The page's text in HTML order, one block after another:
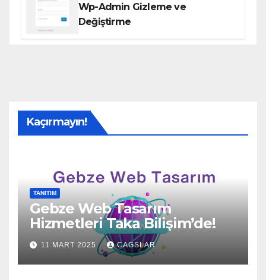
Wp-Admin Gizleme ve
Değiştirme
Kaçırmayın!
TANITIM
Gebze Web Tasarım
Hizmetleri Taka Bilişim’de!
11 MART 2025 CAGSLAR